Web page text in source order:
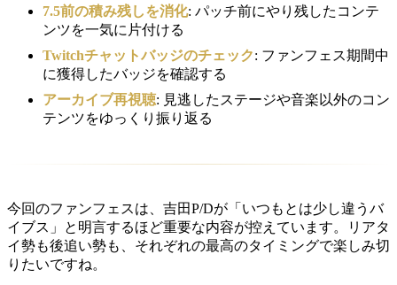
7.5前の積み残しを消化: パッチ前にやり残したコンテ
ンツを一気に片付ける
Twitchチャットバッジのチェック: ファンフェス期間中
に獲得したバッジを確認する
アーカイブ再視聴: 見逃したステージや音楽以外のコン
テンツをゆっくり振り返る
今回のファンフェスは、吉田P/Dが「いつもとは少し違うバ
イブス」と明言するほど重要な内容が控えています。リアタ
イ勢も後追い勢も、それぞれの最高のタイミングで楽しみ切
りたいですね。